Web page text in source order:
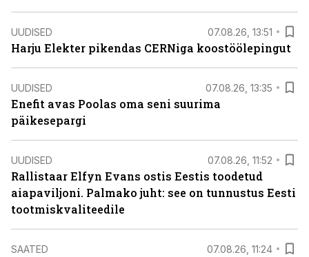
UUDISED 07.08.26, 13:51
Harju Elekter pikendas CERNiga koostöölepingut
UUDISED 07.08.26, 13:35
Enefit avas Poolas oma seni suurima
päikesepargi
UUDISED 07.08.26, 11:52
Rallistaar Elfyn Evans ostis Eestis toodetud
aiapaviljoni. Palmako juht: see on tunnustus Eesti
tootmiskvaliteedile
SAATED 07.08.26, 11:24